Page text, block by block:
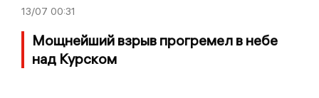
13/07 00:31
Мощнейший взрыв прогремел в небе
над Курском